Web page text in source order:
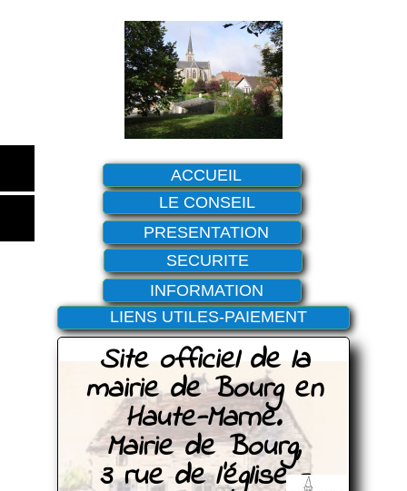
ACCUEIL
LE CONSEIL
PRESENTATION
SECURITE
INFORMATION
LIENS UTILES-PAIEMENT
Site officiel de la
mairie de Bourg en
Haute-Marne.
Mairie de Bourg,
3 rue de l'église -